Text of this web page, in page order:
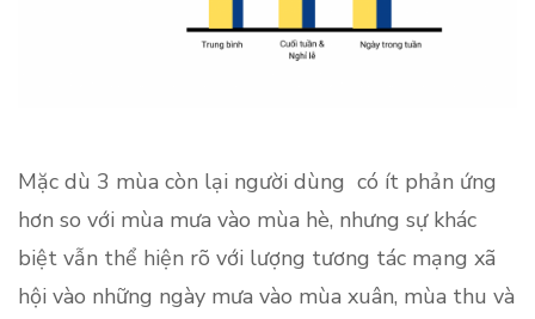
Mặc dù 3 mùa còn lại người dùng có ít phản ứng
hơn so với mùa mưa vào mùa hè, nhưng sự khác
biệt vẫn thể hiện rõ với lượng tương tác mạng xã
hội vào những ngày mưa vào mùa xuân, mùa thu và